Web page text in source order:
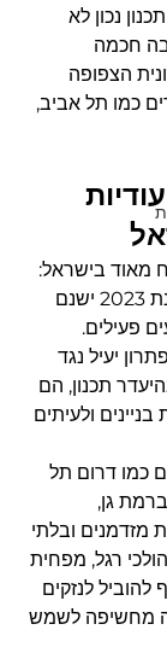
נכון לא
חכמה
הצפופה
כמו תל אביב,
מאוד בישראל:
לפי נתוני הלמ"ס, נכון לשנת 2023 ישנם
פעילים.
יעיל נגד
תכנון, הם
ולעיתים
כמו דרום תל
גן,
מזדמנים ובלתי
רגל, מפחית
להוביל לנזקים
מחשיפה לשמש